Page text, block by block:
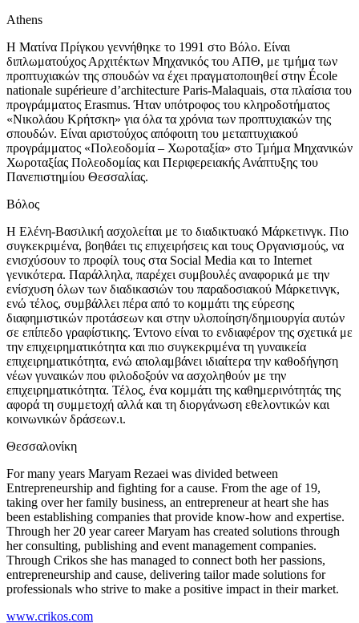
Athens
Η Ματίνα Πρίγκου γεννήθηκε το 1991 στο Βόλο. Είναι
διπλωματούχος Αρχιτέκτων Μηχανικός του ΑΠΘ, με τμήμα των
προπτυχιακών της σπουδών να έχει πραγματοποιηθεί στην École
nationale supérieure d’architecture Paris-Malaquais, στα πλαίσια του
προγράμματος Erasmus. Ήταν υπότροφος του κληροδοτήματος
«Νικολάου Κρήτσκη» για όλα τα χρόνια των προπτυχιακών της
σπουδών. Είναι αριστούχος απόφοιτη του μεταπτυχιακού
προγράμματος «Πολεοδομία – Χωροταξία» στο Τμήμα Μηχανικών
Χωροταξίας Πολεοδομίας και Περιφερειακής Ανάπτυξης του
Πανεπιστημίου Θεσσαλίας.
Βόλος
Η Ελένη-Βασιλική ασχολείται με το διαδικτυακό Μάρκετινγκ. Πιο
συγκεκριμένα, βοηθάει τις επιχειρήσεις και τους Οργανισμούς, να
ενισχύσουν το προφίλ τους στα Social Media και το Internet
γενικότερα. Παράλληλα, παρέχει συμβουλές αναφορικά με την
ενίσχυση όλων των διαδικασιών του παραδοσιακού Μάρκετινγκ,
ενώ τέλος, συμβάλλει πέρα από το κομμάτι της εύρεσης
διαφημιστικών προτάσεων και στην υλοποίηση/δημιουργία αυτών
σε επίπεδο γραφίστικης. Έντονο είναι το ενδιαφέρον της σχετικά με
την επιχειρηματικότητα και πιο συγκεκριμένα τη γυναικεία
επιχειρηματικότητα, ενώ απολαμβάνει ιδιαίτερα την καθοδήγηση
νέων γυναικών που φιλοδοξούν να ασχοληθούν με την
επιχειρηματικότητα. Τέλος, ένα κομμάτι της καθημερινότητάς της
αφορά τη συμμετοχή αλλά και τη διοργάνωση εθελοντικών και
κοινωνικών δράσεων.ι.
Θεσσαλονίκη
For many years Maryam Rezaei was divided between
Entrepreneurship and fighting for a cause. From the age of 19,
taking over her family business, an entrepreneur at heart she has
been establishing companies that provide know-how and expertise.
Through her 20 year career Maryam has created solutions through
her consulting, publishing and event management companies.
Through Crikos she has managed to connect both her passions,
entrepreneurship and cause, delivering tailor made solutions for
professionals who strive to make a positive impact in their market.
www.crikos.com